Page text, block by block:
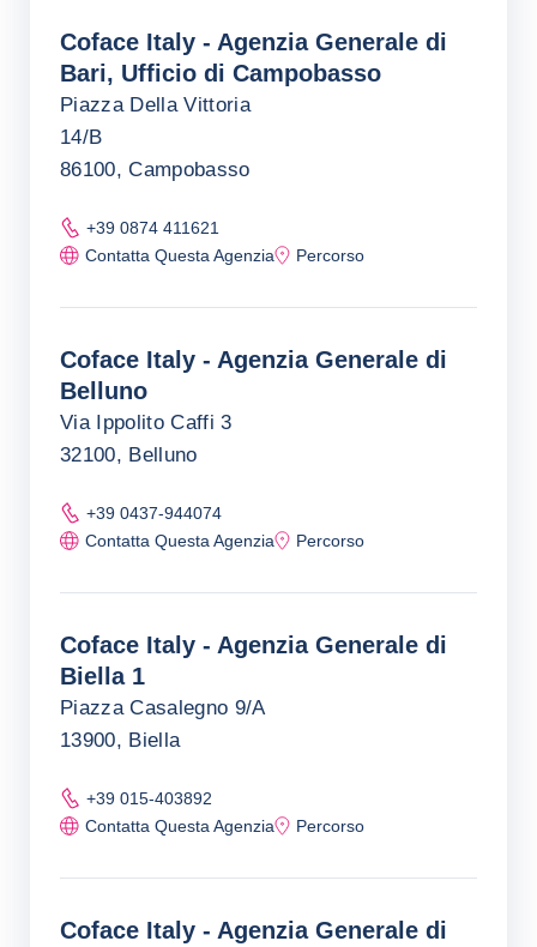
Coface Italy - Agenzia Generale di
Bari, Ufficio di Campobasso
Piazza Della Vittoria
14/B
86100, Campobasso
+39 0874 411621
Contatta Questa Agenzia
Percorso
Coface Italy - Agenzia Generale di
Belluno
Via Ippolito Caffi 3
32100, Belluno
+39 0437-944074
Contatta Questa Agenzia
Percorso
Coface Italy - Agenzia Generale di
Biella 1
Piazza Casalegno 9/A
13900, Biella
+39 015-403892
Contatta Questa Agenzia
Percorso
Coface Italy - Agenzia Generale di